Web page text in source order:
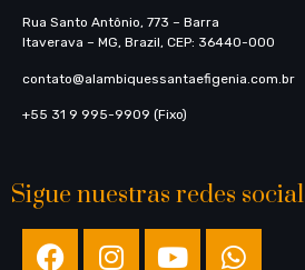
Rua Santo Antônio, 773​ – Barra
Itaverava – MG, Brazil, CEP: 36440-000
contato@alambiquessantaefigenia.com.br
+55 31 9 995-9909 (Fixo)
Sigue nuestras redes